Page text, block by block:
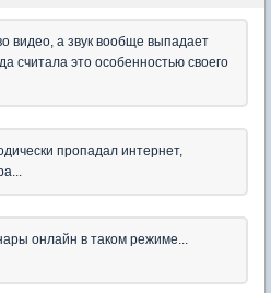
видео, а звук вообще выпадает
считала это особенностью своего
пропадал интернет,
онлайн в таком режиме...